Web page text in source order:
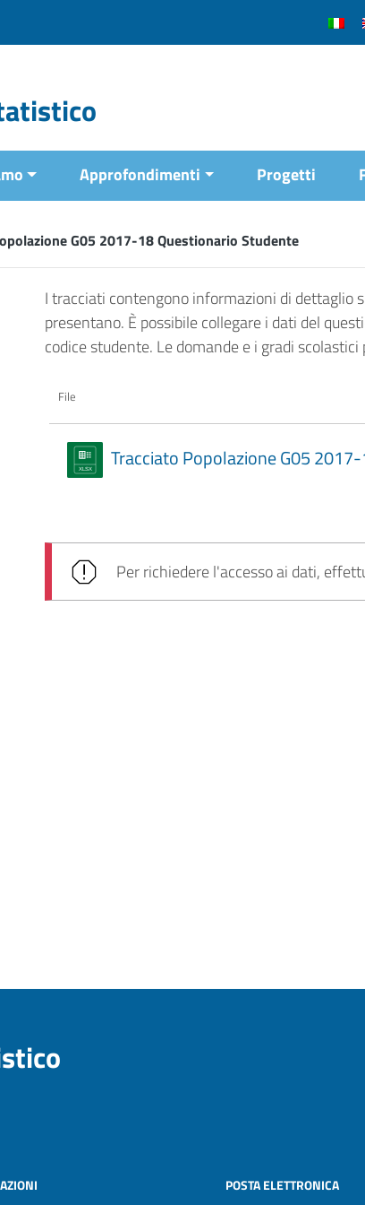
Approfondimenti Progetti
G05 2017-18 Questionario Studente
I tracciati contengono informazioni di dettaglio
presentano. È possibile collegare i dati del
codice studente. Le domande e i gradi
File
Tracciato Popolazione G05
Per richiedere l'accesso ai dati,
POSTA ELETTRONICA